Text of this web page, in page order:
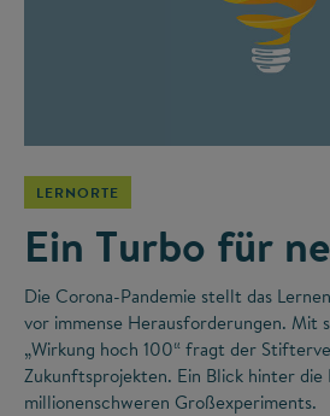
LERNORTE
Ein Turbo für
Die Corona-Pandemie stellt das
vor immense Herausforderungen. Mit
„Wirkung hoch 100“ fragt der
Zukunftsprojekten. Ein Blick hinter die
millionenschweren Großexperiments.